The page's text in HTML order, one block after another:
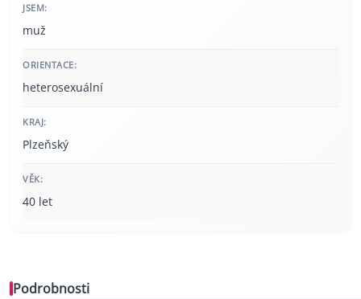
JSEM:
muž
ORIENTACE:
heterosexuální
KRAJ:
Plzeňský
VĚK:
40 let
Podrobnosti